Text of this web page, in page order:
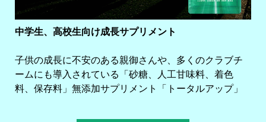
中学生、高校生向け成長サプリメント
子供の成長に不安のある親御さんや、多くのクラブチ
ームにも導入されている「砂糖、人工甘味料、着色
料、保存料」無添加サプリメント「トータルアップ」